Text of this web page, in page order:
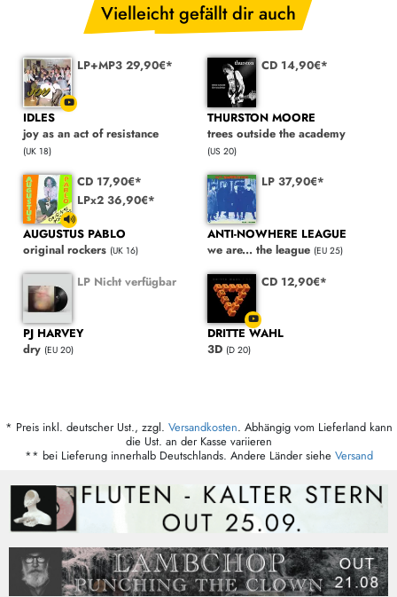
Vielleicht gefällt dir auch
LP+MP3 29,90€*
IDLES
joy as an act of resistance
(UK 18)
CD 14,90€*
THURSTON MOORE
trees outside the academy
(US 20)
CD 17,90€*
LPx2 36,90€*
AUGUSTUS PABLO
original rockers (UK 16)
LP 37,90€*
ANTI-NOWHERE LEAGUE
we are... the league (EU 25)
LP Nicht verfügbar
PJ HARVEY
dry (EU 20)
CD 12,90€*
DRITTE WAHL
3D (D 20)
* Preis inkl. deutscher Ust., zzgl. Versandkosten. Abhängig vom Lieferland kann
die Ust. an der Kasse variieren
** bei Lieferung innerhalb Deutschlands. Andere Länder siehe Versand